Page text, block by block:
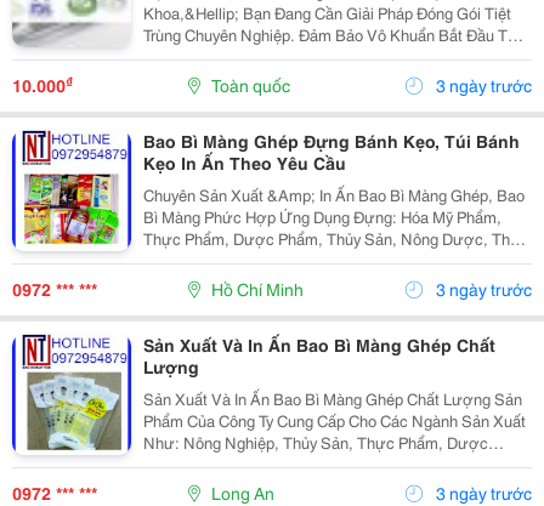
Khoa,&Hellip; Bạn Đang Cần Giải Pháp Đóng Gói Tiệt
Trùng Chuyên Nghiệp. Đảm Bảo Vô Khuẩn Bắt Đầu Từ
Bao Bì Chất Lượng. Chúng Tôi Mang Đến Giải Pháp Vật
Tư Y Tế: Chất Lượng Hàng Đầu &Ndash; Dịch Vụ Tận...
10.000₫ Toàn quốc 3 ngày trước
Bao Bì Màng Ghép Đựng Bánh Kẹo, Túi Bánh
Kẹo In Ấn Theo Yêu Cầu
Chuyên Sản Xuất &Amp; In Ấn Bao Bì Màng Ghép, Bao
Bì Màng Phức Hợp Ứng Dụng Đựng: Hóa Mỹ Phẩm,
Thực Phẩm, Dược Phẩm, Thủy Sản, Nông Dược, Thức
Ăn Chăn Nuôi, Hóa Chất, May Mặc, Vật Liệu Xây Dựng.
Chúng Tôi Có Thể In Ấn Chính Xác Theo Yêu Cầu Của
0972 *** *** Hồ Chí Minh 3 ngày trước
Sản Xuất Và In Ấn Bao Bì Màng Ghép Chất
Lượng
Sản Xuất Và In Ấn Bao Bì Màng Ghép Chất Lượng Sản
Phẩm Của Công Ty Cung Cấp Cho Các Ngành Sản Xuất
Như: Nông Nghiệp, Thủy Sản, Thực Phẩm, Dược
Phẩm, Hóa Mỹ Phẩm,.. Mẫu Mã Đa Dạng, Chất Liệu
Chọn Lọc, Bền Đẹp, In Ấn Rõ Nét, Nổi Bật. ✔ Đảm
0972 *** *** Long An 3 ngày trước